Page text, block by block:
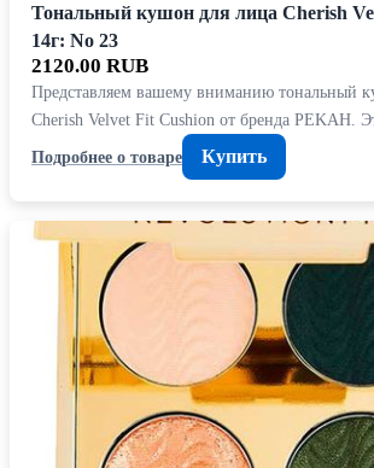
Тональный кушон для лица Cherish
14г: No 23
2120.00 RUB
Представляем вашему вниманию тональный
Cherish Velvet Fit Cushion от бренда PEKAH.
Подробнее о товаре
Купить